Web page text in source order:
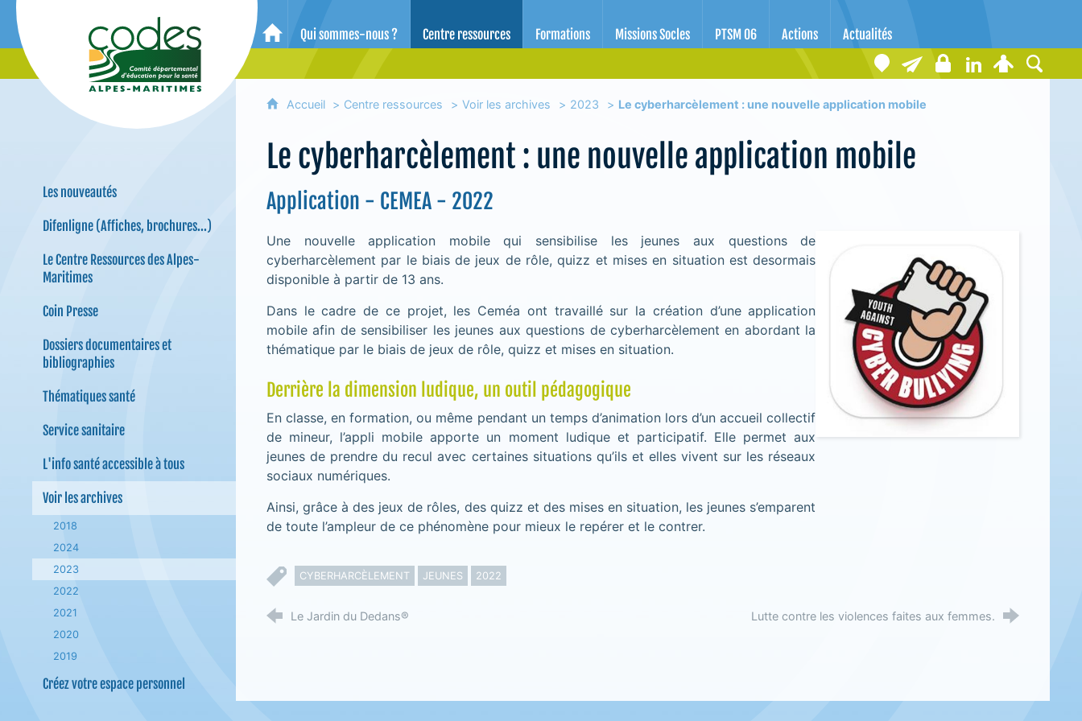
CoDES 06 - Comité départemental d'éducation pour la santé des Alpes-Maritimes
Accueil
Qui sommes-nous ? Centre ressources Formations Missions Socles PTSM 06 Actions Actualités
Les nouveautés
Difenligne (Affiches, brochures...)
Le Centre Ressources des Alpes-
Maritimes
Coin Presse
Dossiers documentaires et
bibliographies
Thématiques santé
Service sanitaire
L'info santé accessible à tous
Voir les archives
2018
2024
2023
2022
2021
2020
2019
Créez votre espace personnel
Accueil Centre ressources Voir les archives 2023 Le cyberharcèlement : une nouvelle application mobile
Le cyberharcèlement : une nouvelle application mobile
Application - CEMEA - 2022
Une nouvelle application mobile qui sensibilise les jeunes aux questions de
cyberharcèlement par le biais de jeux de rôle, quizz et mises en situation est desormais
disponible à partir de 13 ans.
Dans le cadre de ce projet, les Ceméa ont travaillé sur la création d’une application
mobile afin de sensibiliser les jeunes aux questions de cyberharcèlement en abordant la
thématique par le biais de jeux de rôle, quizz et mises en situation.
Derrière la dimension ludique, un outil pédagogique
En classe, en formation, ou même pendant un temps d’animation lors d’un accueil collectif
de mineur, l’appli mobile apporte un moment ludique et participatif. Elle permet aux
jeunes de prendre du recul avec certaines situations qu’ils et elles vivent sur les réseaux
sociaux numériques.
Ainsi, grâce à des jeux de rôles, des quizz et des mises en situation, les jeunes s’emparent
de toute l’ampleur de ce phénomène pour mieux le repérer et le contrer.
CYBERHARCÈLEMENT JEUNES 2022
Le Jardin du Dedans® Lutte contre les violences faites aux femmes.